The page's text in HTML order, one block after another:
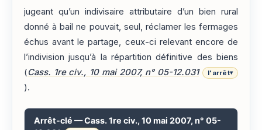
jugeant qu’un indivisaire attributaire d’un bien rural
donné à bail ne pouvait, seul, réclamer les fermages
échus avant le partage, ceux-ci relevant encore de
l’indivision jusqu’à la répartition définitive des biens
(Cass. 1re civ., 10 mai 2007, n° 05-12.031 l'arrêt▾
).
Arrêt-clé — Cass. 1re civ., 10 mai 2007, n° 05-